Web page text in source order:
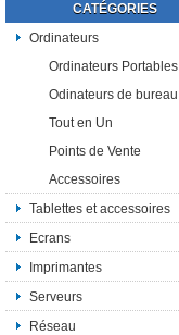
CATÉGORIES
Ordinateurs
Ordinateurs Portables
Odinateurs de bureau
Tout en Un
Points de Vente
Accessoires
Tablettes et accessoires
Ecrans
Imprimantes
Serveurs
Réseau